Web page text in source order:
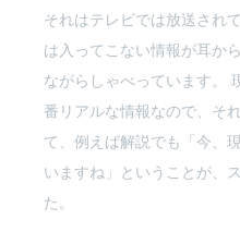
それはテレビでは放送され
は入ってこない情報が耳か
ながらしゃべっています。
番リアルな情報なので、そ
て、例えば解説でも「今、
いますね」ということが、
た。